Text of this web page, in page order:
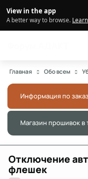
View in the app
A better way to browse.
Главная Обо всем
Информация по
Магазин прошивок в
Отключение
флешек